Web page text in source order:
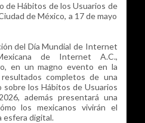
de Hábitos de los Usuarios de
de México, a 17 de mayo
del Día Mundial de Internet
de Internet A.C.,
en un magno evento en la
completos de una
los Hábitos de Usuarios
además presentará una
los mexicanos vivirán el
esfera digital.